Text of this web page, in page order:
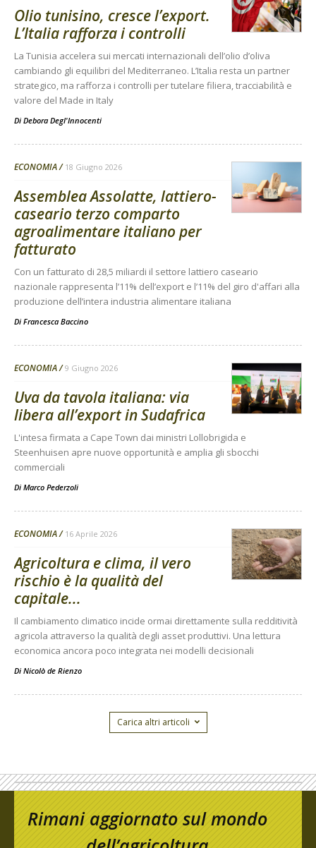
Olio tunisino, cresce l’export.
L’Italia rafforza i controlli
La Tunisia accelera sui mercati internazionali dell’olio d’oliva
cambiando gli equilibri del Mediterraneo. L’Italia resta un partner
strategico, ma rafforza i controlli per tutelare filiera, tracciabilità e
valore del Made in Italy
Di Debora Degl'Innocenti
ECONOMIA 18 Giugno 2026
Assemblea Assolatte, lattiero-
caseario terzo comparto
agroalimentare italiano per
fatturato
Con un fatturato di 28,5 miliardi il settore lattiero caseario
nazionale rappresenta l’11% dell’export e l’11% del giro d'affari alla
produzione dell’intera industria alimentare italiana
Di Francesca Baccino
ECONOMIA 9 Giugno 2026
Uva da tavola italiana: via
libera all’export in Sudafrica
L'intesa firmata a Cape Town dai ministri Lollobrigida e
Steenhuisen apre nuove opportunità e amplia gli sbocchi
commerciali
Di Marco Pederzoli
ECONOMIA 16 Aprile 2026
Agricoltura e clima, il vero
rischio è la qualità del
capitale...
Il cambiamento climatico incide ormai direttamente sulla redditività
agricola attraverso la qualità degli asset produttivi. Una lettura
economica ancora poco integrata nei modelli decisionali
Di Nicolò de Rienzo
Carica altri articoli
Rimani aggiornato sul mondo